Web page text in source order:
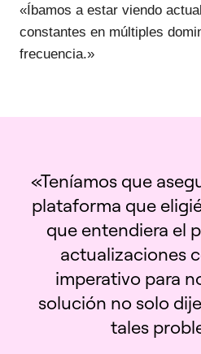
«Íbamos a estar viendo
constantes en múltiples
frecuencia.»
«Teníamos que
plataforma que
que entendiera el
actualizaciones
imperativo para
solución no solo
tales